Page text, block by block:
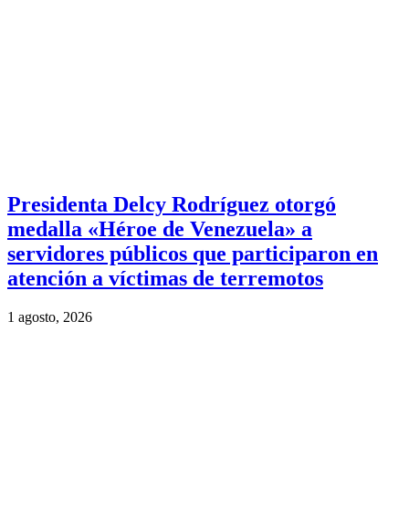
Presidenta Delcy Rodríguez otorgó
medalla «Héroe de Venezuela» a
servidores públicos que participaron en
atención a víctimas de terremotos
1 agosto, 2026